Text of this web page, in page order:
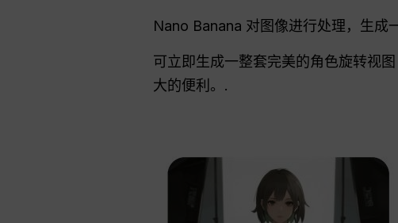
Nano Banana 对图像进行处理，生成
可立即生成一整套完美的角色旋转视
大的便利。.